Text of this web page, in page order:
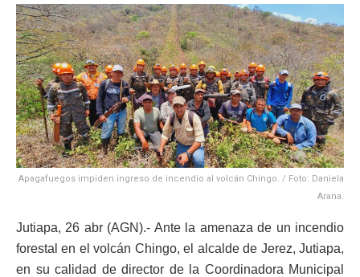
Apagafuegos impiden ingreso de incendio al volcán Chingo. / Foto: Daniela
Arana.
Jutiapa, 26 abr (AGN).- Ante la amenaza de un incendio
forestal en el volcán Chingo, el alcalde de Jerez, Jutiapa,
en su calidad de director de la Coordinadora Municipal